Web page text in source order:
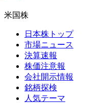
米国株
日本株トップ
市場ニュース
決算速報
株価注意報
会社開示情報
銘柄探検
人気テーマ